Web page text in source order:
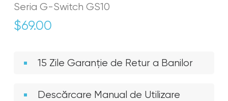
Seria G-Switch GS10
$69.00
15 Zile Garanție de Retur a Banilor
Descărcare Manual de Utilizare